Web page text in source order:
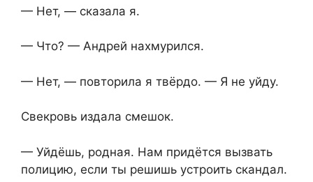
— Нет, — сказала я.
— Что? — Андрей нахмурился.
— Нет, — повторила я твёрдо. — Я не уйду.
Свекровь издала смешок.
— Уйдёшь, родная. Нам придётся вызвать
полицию, если ты решишь устроить скандал.